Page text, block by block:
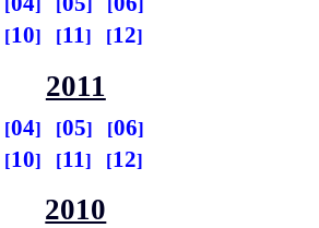
10 11 12
2011
04 05
06
10 11 12
2010